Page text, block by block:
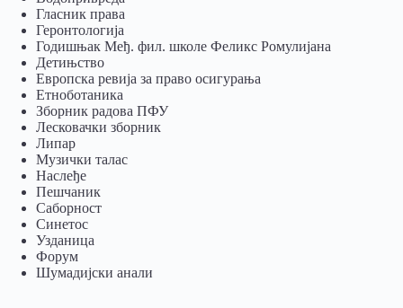
Гласник права
Геронтологија
Годишњак Међ. фил. школе Феликс Ромулијана
Детињство
Европска ревија за право осигурања
Eтноботаника
Зборник радова ПФУ
Лесковачки зборник
Липар
Музички талас
Наслеђе
Пешчаник
Саборност
Синетос
Узданица
Форум
Шумадијски анали